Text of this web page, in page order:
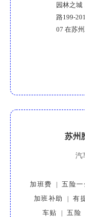
园林之城
路199-
07 在苏州
苏州
汽
加班费 五险一
加班补助 有
车贴 五险